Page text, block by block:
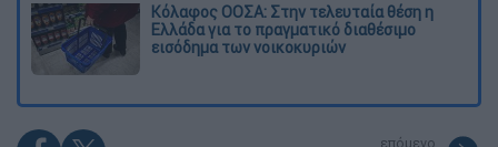
Κόλαφος ΟΟΣΑ: Στην τελευταία θέση η
Ελλάδα για το πραγματικό διαθέσιμο
εισόδημα των νοικοκυριών
επόμενο